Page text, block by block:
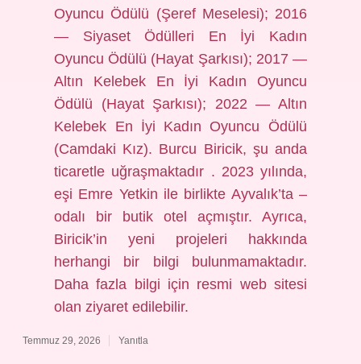
Oyuncu Ödülü (Şeref Meselesi); 2016
— Siyaset Ödülleri En İyi Kadın
Oyuncu Ödülü (Hayat Şarkısı); 2017 —
Altın Kelebek En İyi Kadın Oyuncu
Ödülü (Hayat Şarkısı); 2022 — Altın
Kelebek En İyi Kadın Oyuncu Ödülü
(Camdaki Kız). Burcu Biricik, şu anda
ticaretle uğraşmaktadır . 2023 yılında,
eşi Emre Yetkin ile birlikte Ayvalık’ta –
odalı bir butik otel açmıştır. Ayrıca,
Biricik’in yeni projeleri hakkında
herhangi bir bilgi bulunmamaktadır.
Daha fazla bilgi için resmi web sitesi
olan ziyaret edilebilir.
Temmuz 29, 2026 Yanıtla